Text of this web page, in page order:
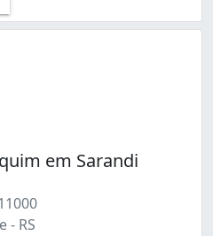
em Sarandi
- RS